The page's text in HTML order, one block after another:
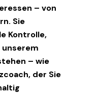
– von
Sie
Kontrolle,
– wie
der Sie